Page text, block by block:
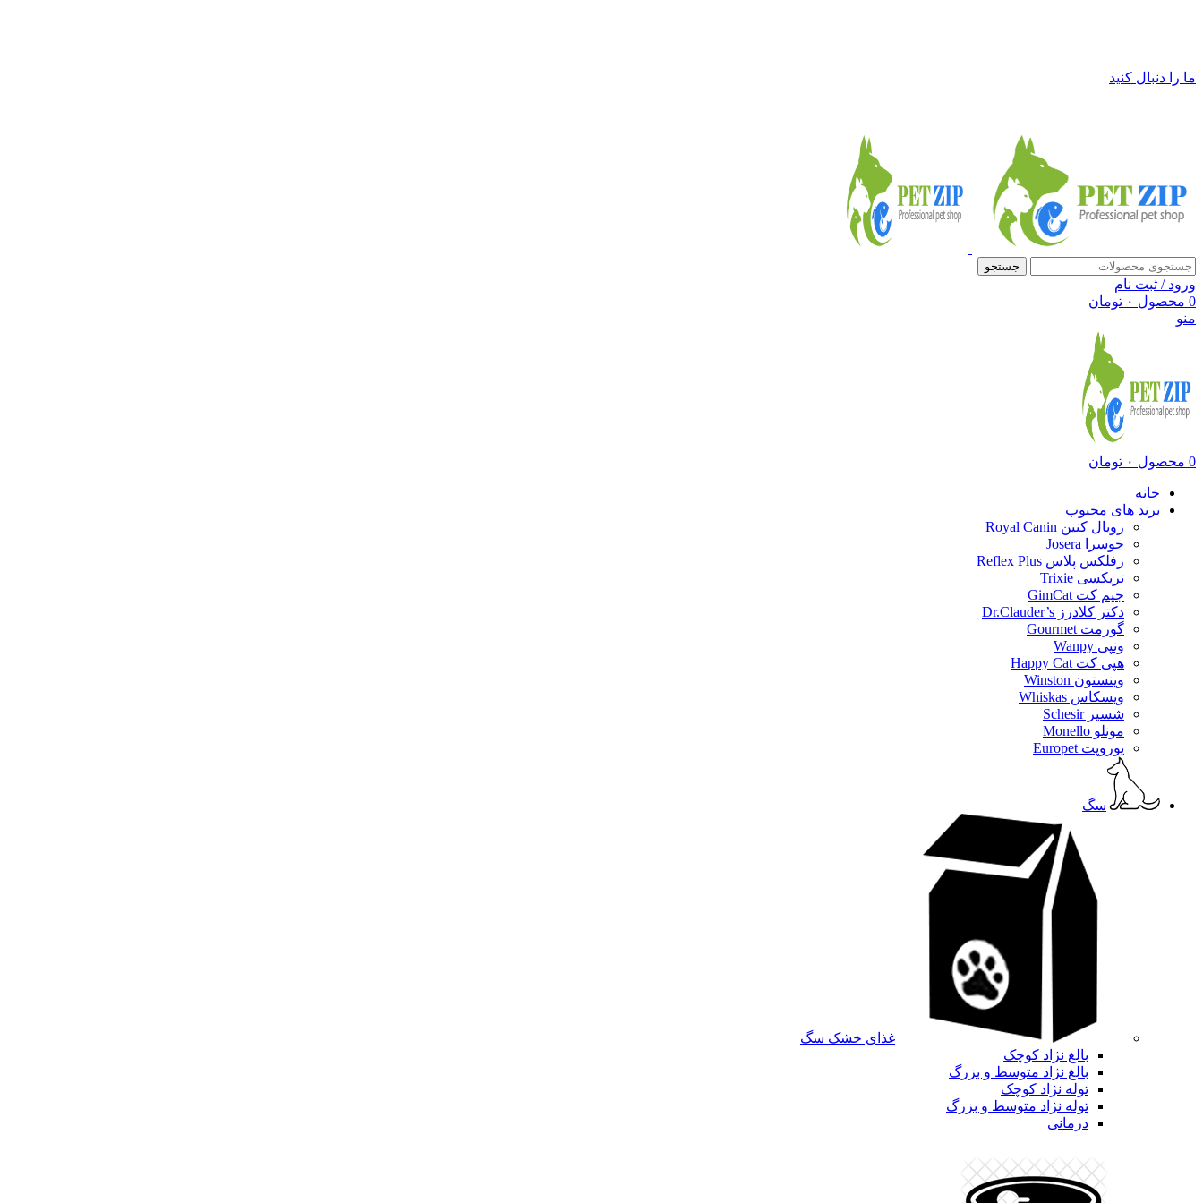
ما را دنبال کنید
جستجو
ورود / ثبت نام
0 محصول ۰ تومان
منو
0 محصول ۰ تومان
خانه
برند های محبوب
رویال کنین Royal Canin
جوسرا Josera
رفلکس پلاس Reflex Plus
تریکسی Trixie
جیم کت GimCat
دکتر کلادرز Dr.Clauder’s
گورمت Gourmet
ونپی Wanpy
هپی کت Happy Cat
وینستون Winston
ویسکاس Whiskas
شسیر Schesir
مونلو Monello
یوروپت Europet
سگ
غذای خشک سگ
بالغ نژاد کوچک
بالغ نژاد متوسط و بزرگ
توله نژاد کوچک
توله نژاد متوسط و بزرگ
درمانی